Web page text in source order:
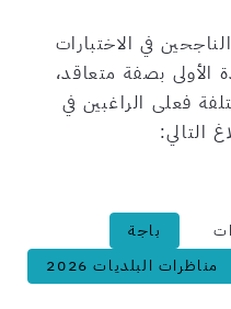
في الاختبارات
الأولى بصفة متعاقد،
فعلى الراغبين في
التالي:
باجة
مناظرات البلديات 2026